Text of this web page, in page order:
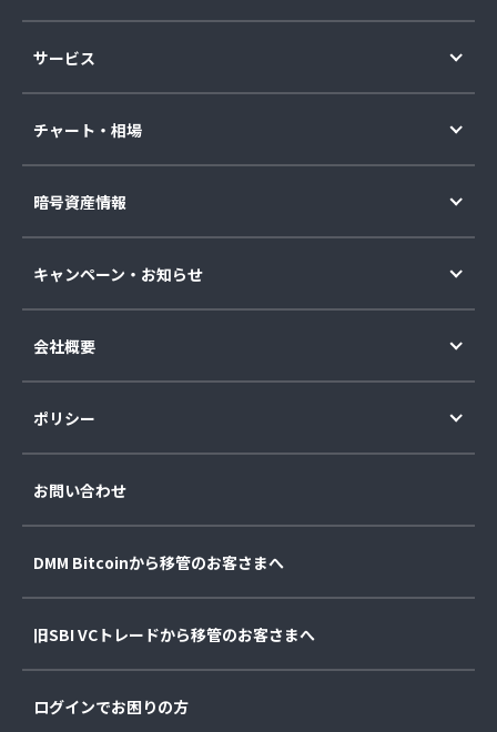
サービス
チャート・相場
暗号資産情報
キャンペーン・お知らせ
会社概要
ポリシー
お問い合わせ
DMM Bitcoinから移管のお客さまへ
旧SBI VCトレードから移管のお客さまへ
ログインでお困りの方